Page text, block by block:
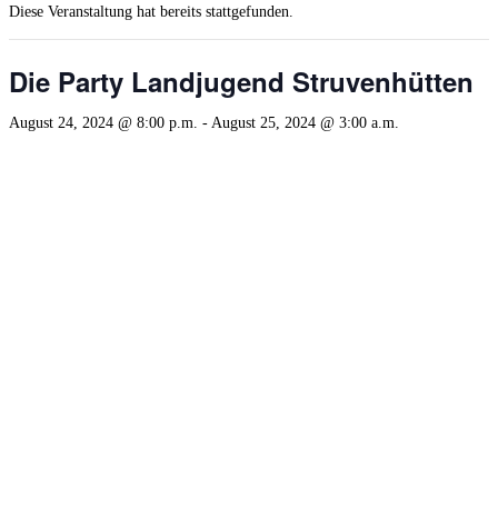
Diese Veranstaltung hat bereits stattgefunden.
Die Party Landjugend Struvenhütten
August 24, 2024 @ 8:00 p.m. - August 25, 2024 @ 3:00 a.m.